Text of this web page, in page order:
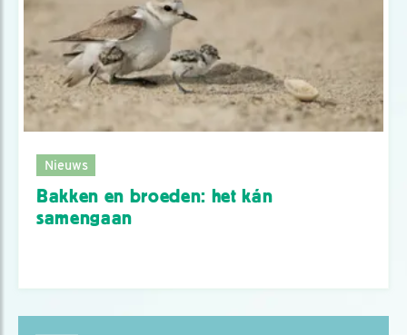
Nieuws
Bakken en broeden: het kán
samengaan